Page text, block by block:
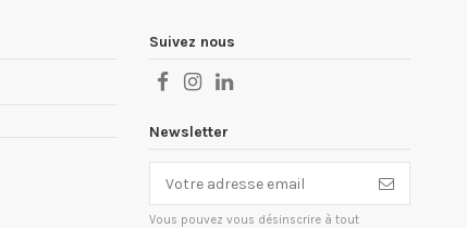
Suivez nous
Newsletter
Vous pouvez vous désinscrire à tout